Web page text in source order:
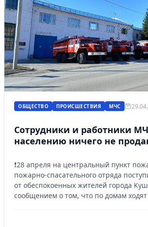
ОБЩЕСТВО ПРОИСШЕСТВИЯ МЧС
Сотрудники и работники
населению ничего не
❗28 апреля на центральный пункт
пожарно-спасательного отряда
от обеспокоенных жителей города
сообщением о том, что по домам